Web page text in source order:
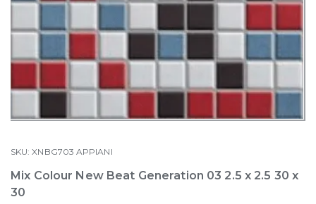
SKU:XNBG703 APPIANI
Mix Colour New Beat Generation 03 2.5 x 2.5 30 x
30